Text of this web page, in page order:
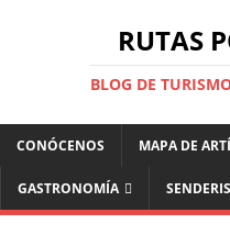
RUTAS
BLOG DE
CONÓCENOS MAPA DE
GASTRONOMÍA